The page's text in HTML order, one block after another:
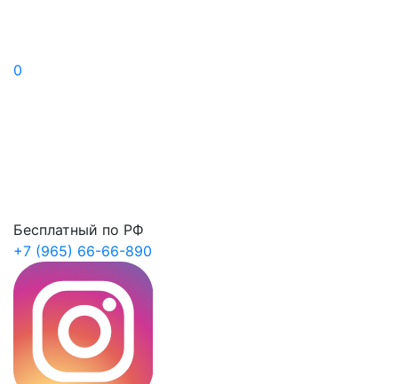
0
Бесплатный по РФ
+7 (965) 66-66-890